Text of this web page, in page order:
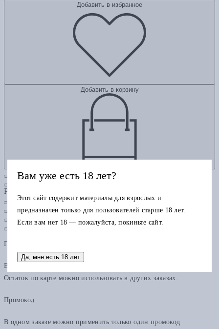
Добавить в избранное
Добавить в корзину
Рубрики
Подарочная карта
В одном заказе можно применить только одну подарочную карту.
Остаток по карте можно использовать в других заказах.
Промокод
В одном заказе можно применить только один промокод
Вам уже есть 18 лет?
Этот сайт содержит материалы для взрослых и
предназначен только для пользователей старше 18 лет.
Если вам нет 18 — пожалуйста, покиньте сайт.
Да, мне есть 18 лет